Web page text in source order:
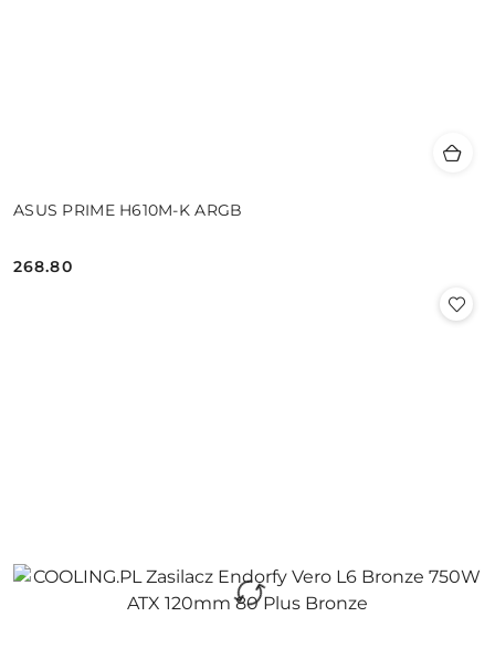
ASUS PRIME H610M-K ARGB
Cena:
268.80